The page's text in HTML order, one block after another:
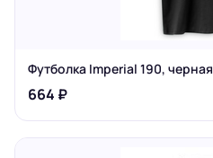
Футболка Imperial 190, черная
664 ₽